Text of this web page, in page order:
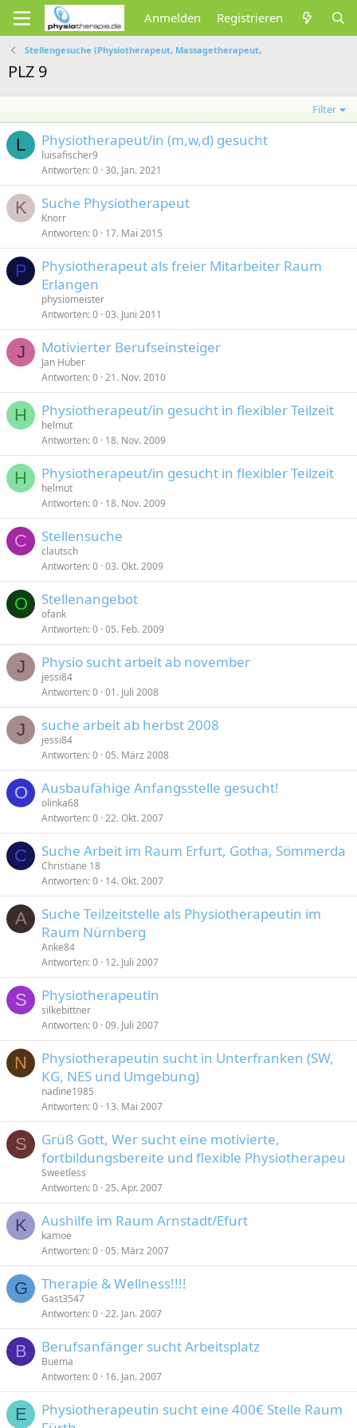
Anmelden Registrieren
Stellengesuche (Physiotherapeut, Massagetherapeut,
PLZ 9
Filter
L Physiotherapeut/in (m,w,d) gesucht
luisafischer9
Antworten 0 30. Jan. 2021
K Suche Physiotherapeut
Knorr
Antworten 0 17. Mai 2015
P
Physiotherapeut als freier Mitarbeiter Raum
Erlangen
physiomeister
Antworten 0 03. Juni 2011
J Motivierter Berufseinsteiger
Jan Huber
Antworten 0 21. Nov. 2010
H Physiotherapeut/in gesucht in flexibler Teilzeit
helmut
Antworten 0 18. Nov. 2009
H Physiotherapeut/in gesucht in flexibler Teilzeit
helmut
Antworten 0 18. Nov. 2009
C Stellensuche
clautsch
Antworten 0 03. Okt. 2009
O Stellenangebot
ofank
Antworten 0 05. Feb. 2009
J Physio sucht arbeit ab november
jessi84
Antworten 0 01. Juli 2008
J suche arbeit ab herbst 2008
jessi84
Antworten 0 05. März 2008
O Ausbaufähige Anfangsstelle gesucht!
olinka68
Antworten 0 22. Okt. 2007
C Suche Arbeit im Raum Erfurt, Gotha, Sömmerda
Christiane 18
Antworten 0 14. Okt. 2007
A
Suche Teilzeitstelle als Physiotherapeutin im
Raum Nürnberg
Anke84
Antworten 0 12. Juli 2007
S Physiotherapeutin
silkebittner
Antworten 0 09. Juli 2007
N
Physiotherapeutin sucht in Unterfranken (SW,
KG, NES und Umgebung)
nadine1985
Antworten 0 13. Mai 2007
S
Grüß Gott, Wer sucht eine motivierte,
fortbildungsbereite und flexible Physiotherapeu
Sweetless
Antworten 0 25. Apr. 2007
K Aushilfe im Raum Arnstadt/Efurt
kamoe
Antworten 0 05. März 2007
G Therapie & Wellness!!!!
Gast3547
Antworten 0 22. Jan. 2007
B Berufsanfänger sucht Arbeitsplatz
Buema
Antworten 0 16. Jan. 2007
E
Physiotherapeutin sucht eine 400€ Stelle Raum